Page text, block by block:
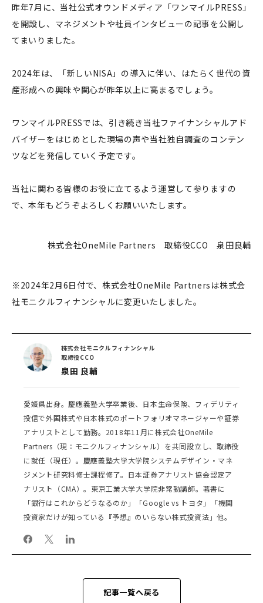
昨年7月に、当社公式オウンドメディア「ワンマイルPRESS」
を開設し、マネジメントや社員インタビューの記事を公開し
てまいりました。
2024年は、「新しいNISA」の導入に伴い、はたらく世代の資
産形成への興味や関心が昨年以上に高まるでしょう。
ワンマイルPRESSでは、引き続き当社ファイナンシャルアド
バイザーをはじめとした現場の声や当社独自調査のコンテン
ツなどを発信していく予定です。
当社に関わる皆様のお役に立てるよう運営して参りますの
で、本年もどうぞよろしくお願いいたします。
株式会社OneMile Partners 取締役CCO 泉田良輔
※2024年2月6日付で、株式会社OneMile Partnersは株式会
社モニクルフィナンシャルに変更いたしました。
株式会社モニクルフィナンシャル
取締役CCO
泉田 良輔
愛媛県出身。慶應義塾大学卒業後、日本生命保険、フィデリティ
投信で外国株式や日本株式のポートフォリオマネージャーや証券
アナリストとして勤務。2018年11月に株式会社OneMile
Partners（現：モニクルフィナンシャル）を共同設立し、取締役
に就任（現任）。慶應義塾大学大学院システムデザイン・マネ
ジメント研究科修士課程修了。日本証券アナリスト協会認定ア
ナリスト（CMA）。東京工業大学大学院非常勤講師。著書に
「銀行はこれからどうなるのか」「Google vs トヨタ」「機関
投資家だけが知っている『予想』のいらない株式投資法」他。
記事一覧へ戻る